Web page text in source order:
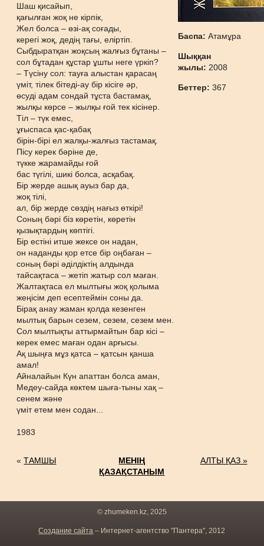
Шаш қисайып,
қағылған жоқ не кірпік,
Жел болса – өзі-ақ соғады,
керегі жоқ, дедің тағы, еліртіп.
Сыбдыратқан жоқсың жалғыз бұтаны –
сол бұтадан құстар ұшты неге үркіп?
– Түсіну сол: тауға алыстан қарасаң
үміт, тілек бітеді-ау бір кісіге әр,
өсуді адам сондай тұста бастамақ,
жылқы көрсе – жылқы ғой тек кісінер.
Тіл – түк емес,
ұғыспаса қас-қабақ
бірін-бірі ел жалқы-жалғыз тастамақ.
Пісу керек бәріне де,
түкке жарамайды ғой
бас түгілі, шикі болса, асқабақ.
Бір жерде ашық ауыз бар да,
жоқ тілі,
ал, бір жерде сөздің нағыз өткірі!
Соның бәрі біз көретін, көретін
қызықтардың көптігі.
Бір естіні итше жексе он надан,
он наданды қор етсе бір оңбаған –
соның бәрі әділдіктің алдында
тайсақтаса – жетіп жатыр сол маған.
Жалтақтаса ел мылтығы жоқ қолыма
жеңісім деп есептеймін соны да.
Бірақ анау жаман қолда кезенген
мылтық барын сезем, сезем, сезем мен.
Сол мылтықты аттырмайтын бар кісі –
керек емес маған одан арғысы.
Ақ шыңға мұз қатса – қатсын қанша
амал!
Айналайын Күн апаттан болса аман,
Медеу-сайда көктем шыға-тыны хақ –
сенем және
үміт етем мен содан...
1983
Баспа:Атамұра
Шыққан
жылы: 2008
Беттер:367
«ТАМШЫ
МЕНІҢ
ҚАЗАҚСТАНЫМ
АЛТЫ ҚАЗ »
© zhumeken.kz, 2025
Создание сайта – Интернет-агентство "Пантера", 2012